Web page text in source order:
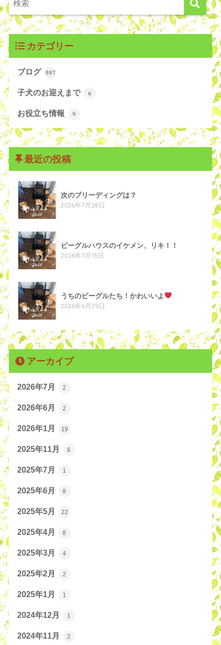
カテゴリー
ブログ 887
子犬のお迎えまで 6
お役立ち情報 9
最近の投稿
次のブリーディングは？
2026年7月28日
ビーグルハウスのイケメン、リキ！！
2026年7月15日
うちのビーグルたち！かわいいよ
2026年6月29日
アーカイブ
2026年7月 2
2026年6月 2
2026年1月 19
2025年11月 6
2025年7月 1
2025年6月 8
2025年5月 22
2025年4月 8
2025年3月 4
2025年2月 2
2025年1月 1
2024年12月 1
2024年11月 2